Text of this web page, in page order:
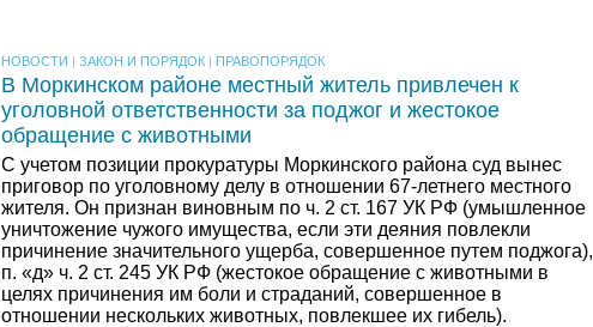
НОВОСТИ | ЗАКОН И ПОРЯДОК | ПРАВОПОРЯДОК
В Моркинском районе местный житель привлечен к
уголовной ответственности за поджог и жестокое
обращение с животными
С учетом позиции прокуратуры Моркинского района суд вынес
приговор по уголовному делу в отношении 67-летнего местного
жителя. Он признан виновным по ч. 2 ст. 167 УК РФ (умышленное
уничтожение чужого имущества, если эти деяния повлекли
причинение значительного ущерба, совершенное путем поджога),
п. «д» ч. 2 ст. 245 УК РФ (жестокое обращение с животными в
целях причинения им боли и страданий, совершенное в
отношении нескольких животных, повлекшее их гибель).